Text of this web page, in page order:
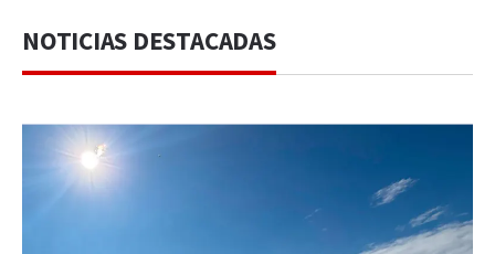
NOTICIAS DESTACADAS